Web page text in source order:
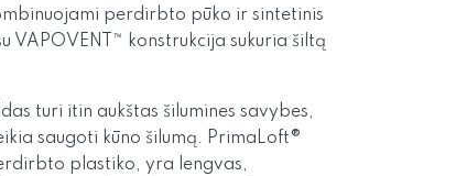
perdirbto pūko ir sintetinis
VAPOVENT™ konstrukcija sukuria šiltą
turi itin aukštas šilumines savybes,
saugoti kūno šilumą. PrimaLoft®
plastiko, yra lengvas,